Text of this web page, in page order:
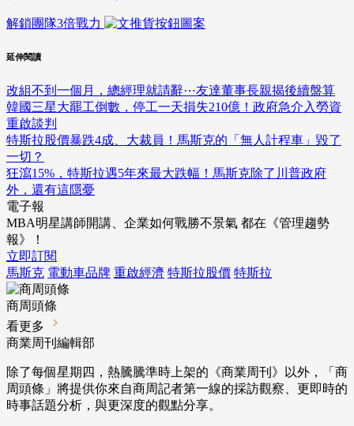
解鎖團隊3倍戰力
延伸閱讀
改組不到一個月，總經理就請辭⋯友達董事長親揭後續盤算
韓國三星大罷工倒數，停工一天損失210億！政府急介入勞資
重啟談判
特斯拉股價暴跌4成、大裁員！馬斯克的「無人計程車」毀了
一切？
狂瀉15%，特斯拉遇5年來最大跌幅！馬斯克除了川普政府
外，還有這隱憂
電子報
MBA明星講師開講、企業如何戰勝不景氣 都在《管理趨勢
報》！
立即訂閱
馬斯克 電動車品牌 重啟經濟 特斯拉股價 特斯拉
商周頭條
看更多
商業周刊編輯部
除了每個星期四，熱騰騰準時上架的《商業周刊》以外，「商
周頭條」將提供你來自商周記者第一線的採訪觀察、 更即時的
時事話題分析，與更深度的觀點分享。